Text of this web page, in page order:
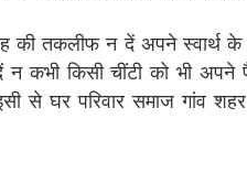
की तकलीफ न दें अपने स्वार्थ के
कभी किसी चींटी को भी अपने
से घर परिवार समाज गांव